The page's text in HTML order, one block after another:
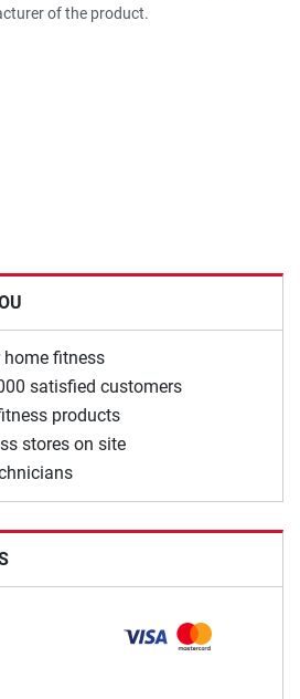
of the product.
home fitness
satisfied customers
products
stores on site